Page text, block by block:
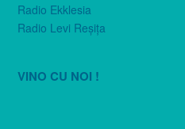
Radio Ekklesia
Radio Levi Reşiţa
VINO CU NOI !